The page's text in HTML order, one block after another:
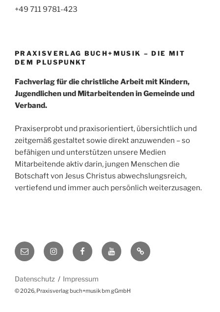
+49 711 9781-423
PRAXISVERLAG BUCH+MUSIK – DIE MIT
DEM PLUSPUNKT
Fachverlag für die christliche Arbeit mit Kindern,
Jugendlichen und Mitarbeitenden in Gemeinde und
Verband.
Praxiserprobt und praxisorientiert, übersichtlich und
zeitgemäß gestaltet sowie direkt anzuwenden – so
befähigen und unterstützen unsere Medien
Mitarbeitende aktiv darin, jungen Menschen die
Botschaft von Jesus Christus abwechslungsreich,
vertiefend und immer auch persönlich weiterzusagen.
E-
Mail
InstagramFacebookYouTubeWebsite/Shop
Datenschutz Impressum
© 2026, Praxisverlag buch+musik bm gGmbH